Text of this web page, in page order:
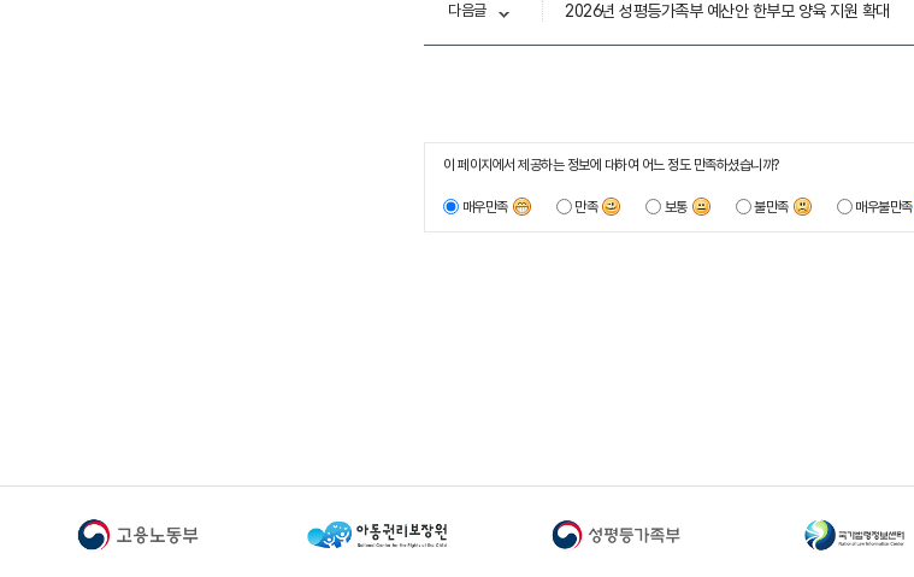
다음글 2026년 성평등가족부 예산안 한부모 양육 지원 확대
이 페이지에서 제공하는 정보에 대하여 어느 정도 만족하셨습니까?
매우만족 만족 보통 불만족 매우불만족